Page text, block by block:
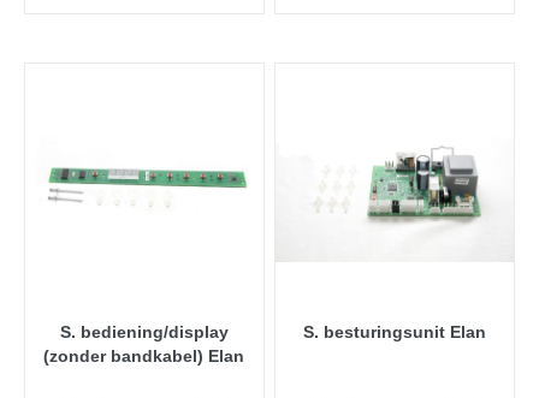
S. bediening/display
(zonder bandkabel) Elan
S. besturingsunit Elan